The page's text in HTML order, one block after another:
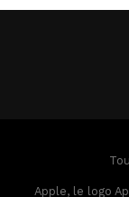
Apple, le logo